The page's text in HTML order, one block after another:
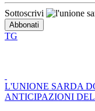
Sottoscrivi
TG
L'UNIONE SARDA
ANTICIPAZIONI